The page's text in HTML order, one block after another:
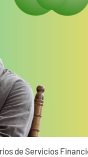
de Servicios